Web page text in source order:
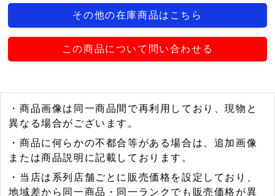
その他の在庫商品はこちら
この商品について問い合わせる
・商品画像は同一商品間で再利用しており、現物と
異なる場合がございます。
・商品に何らかの不都合等がある場合は、追加画像
または商品説明に記載しております。
・当店は系列店舗ごとに販売価格を設定しており、
地域差から同一商品・同一ランクでも販売価格が異